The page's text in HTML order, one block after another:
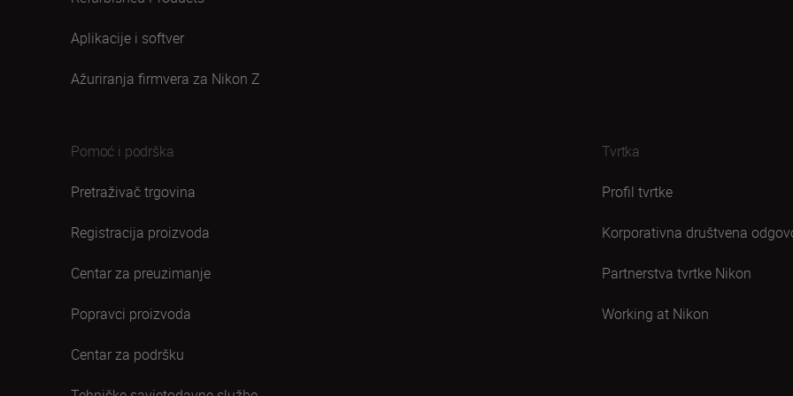
Aplikacije i softver
Ažuriranja firmvera za Nikon Z
Pomoć i podrška
Pretraživač trgovina
Registracija proizvoda
Centar za preuzimanje
Popravci proizvoda
Centar za podršku
Tvrtka
Profil tvrtke
Korporativna društvena
Partnerstva tvrtke Nikon
Working at Nikon